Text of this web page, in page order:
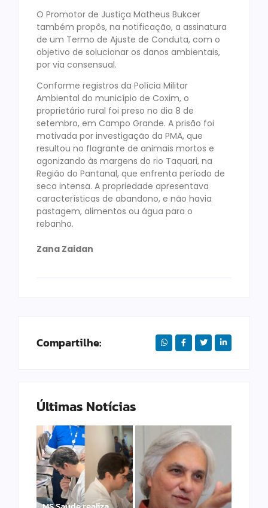
O Promotor de Justiça Matheus Bukcer
também propôs, na notificação, a assinatura
de um Termo de Ajuste de Conduta, com o
objetivo de solucionar os danos ambientais,
por via consensual.
Conforme registros da Polícia Militar
Ambiental do município de Coxim, o
proprietário rural foi preso no dia 8 de
setembro, em Campo Grande. A prisão foi
motivada por investigação da PMA, que
resultou no flagrante de animais mortos e
agonizando às margens do rio Taquari, na
Região do Pantanal, que enfrenta período de
seca intensa. A propriedade apresentava
características de abandono, e não havia
pastagem, alimentos ou água para o
rebanho.
Zana Zaidan
Compartilhe:
Últimas Notícias